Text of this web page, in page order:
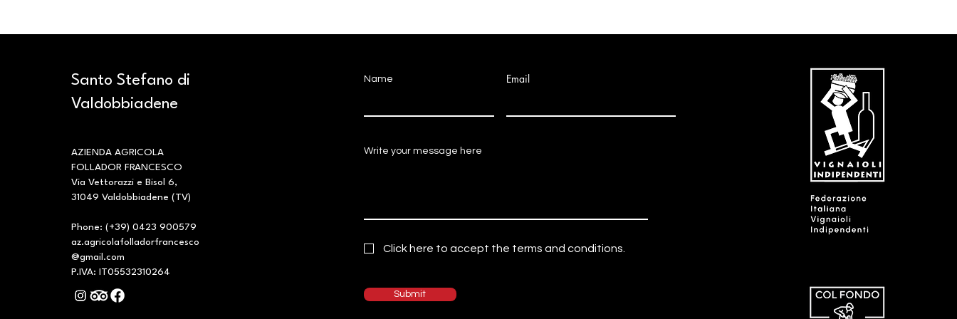
Santo Stefano di
Valdobbiadene
AZIENDA AGRICOLA
FOLLADOR FRANCESCO
Via Vettorazzi e Bisol 6,
31049 Valdobbiadene (TV)
Phone: (+39) 0423 900579
az.agricolafolladorfrancesco
@gmail.com
P.IVA: IT05532310264
Name Email
Write your message here
Click here to accept the terms and conditions.
Submit